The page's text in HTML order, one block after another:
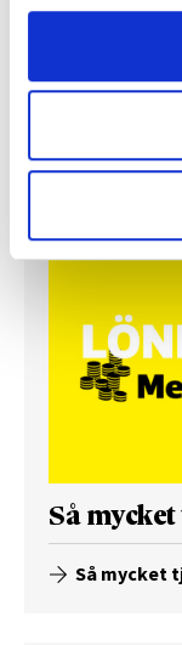
Lönerna
Så mycket
Så
Så mycket